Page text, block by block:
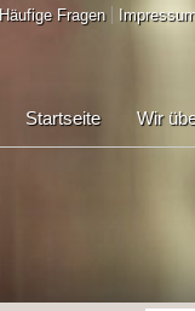
Häufige Fragen
Wir
Startseite